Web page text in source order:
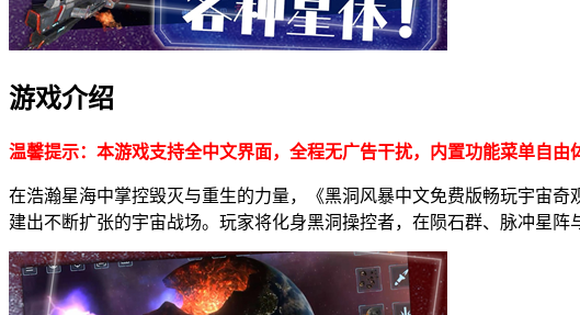
游戏介绍
温馨提示：本游戏支持全中文界面，全程无广告干扰，内置功能菜单自由
在浩瀚星海中掌控毁灭与重生的力量，《黑洞风暴中文免费版畅玩宇宙
建出不断扩张的宇宙战场。玩家将化身黑洞操控者，在陨石群、脉冲星